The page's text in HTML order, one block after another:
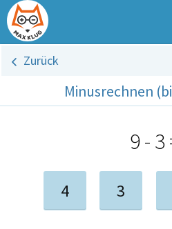
Zurück
Minusrechnen
9 - 3
4 3